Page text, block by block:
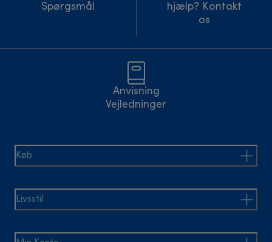
Spørgsmål
hjælp? Kontakt
os
Anvisning
Vejledninger
Køb
Livsstil